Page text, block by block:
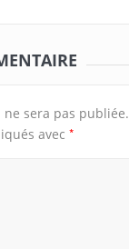
sera pas publiée.
avec *